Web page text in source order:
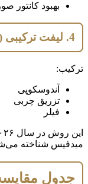
بهبود کانتور
4. لیفت ترکیبی (Hybrid Cheek Lift)
ترکیب:
آندوسکوپی
تزریق چربی
فیلر
میدفیس شناخته
جدول